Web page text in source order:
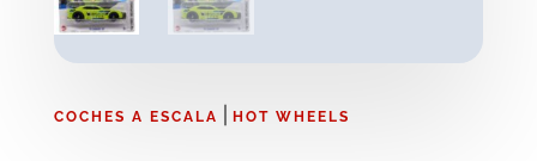
COCHES A ESCALA HOT WHEELS